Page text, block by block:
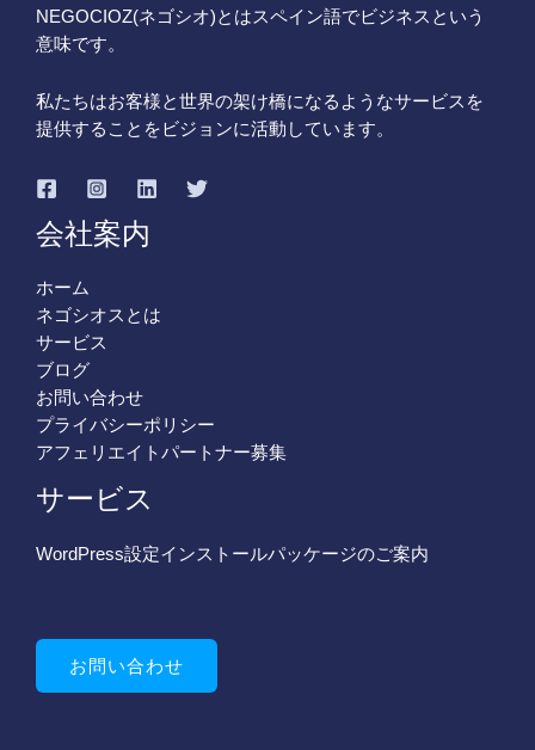
NEGOCIOZ(ネゴシオ)とはスペイン語でビジネスという
意味です。
私たちはお客様と世界の架け橋になるようなサービスを
提供することをビジョンに活動しています。
会社案内
ホーム
ネゴシオスとは
サービス
ブログ
お問い合わせ
プライバシーポリシー
アフェリエイトパートナー募集
サービス
WordPress設定インストールパッケージのご案内
お問い合わせ